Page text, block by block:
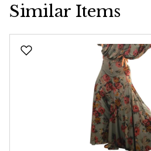
Similar Items